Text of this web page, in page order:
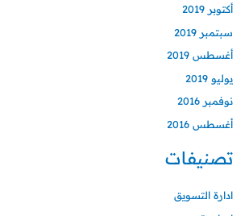
أكتوبر 2019
سبتمبر 2019
أغسطس 2019
يوليو 2019
نوفمبر 2016
أغسطس 2016
تصنيفات
ادارة التسويق